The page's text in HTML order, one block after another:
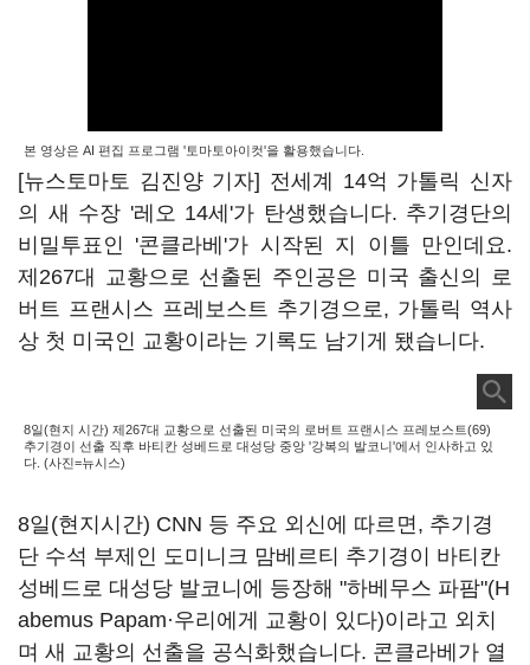
본 영상은 AI 편집 프로그램 '토마토아이컷'을 활용했습니다.
[뉴스토마토 김진양 기자] 전세계 14억 가톨릭 신자
의 새 수장 '레오 14세'가 탄생했습니다. 추기경단의
비밀투표인 '콘클라베'가 시작된 지 이틀 만인데요.
제267대 교황으로 선출된 주인공은 미국 출신의 로
버트 프랜시스 프레보스트 추기경으로, 가톨릭 역사
상 첫 미국인 교황이라는 기록도 남기게 됐습니다.
8일(현지 시간) 제267대 교황으로 선출된 미국의 로버트 프랜시스 프레보스트(69)
추기경이 선출 직후 바티칸 성베드로 대성당 중앙 '강복의 발코니'에서 인사하고 있
다. (사진=뉴시스)
8일(현지시간) CNN 등 주요 외신에 따르면, 추기경
단 수석 부제인 도미니크 맘베르티 추기경이 바티칸
성베드로 대성당 발코니에 등장해 "하베무스 파팜"(H
abemus Papam·우리에게 교황이 있다)이라고 외치
며 새 교황의 선출을 공식화했습니다. 콘클라베가 열